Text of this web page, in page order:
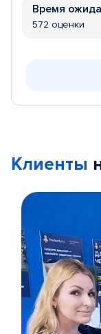
Время
572 оценки
Клиенты